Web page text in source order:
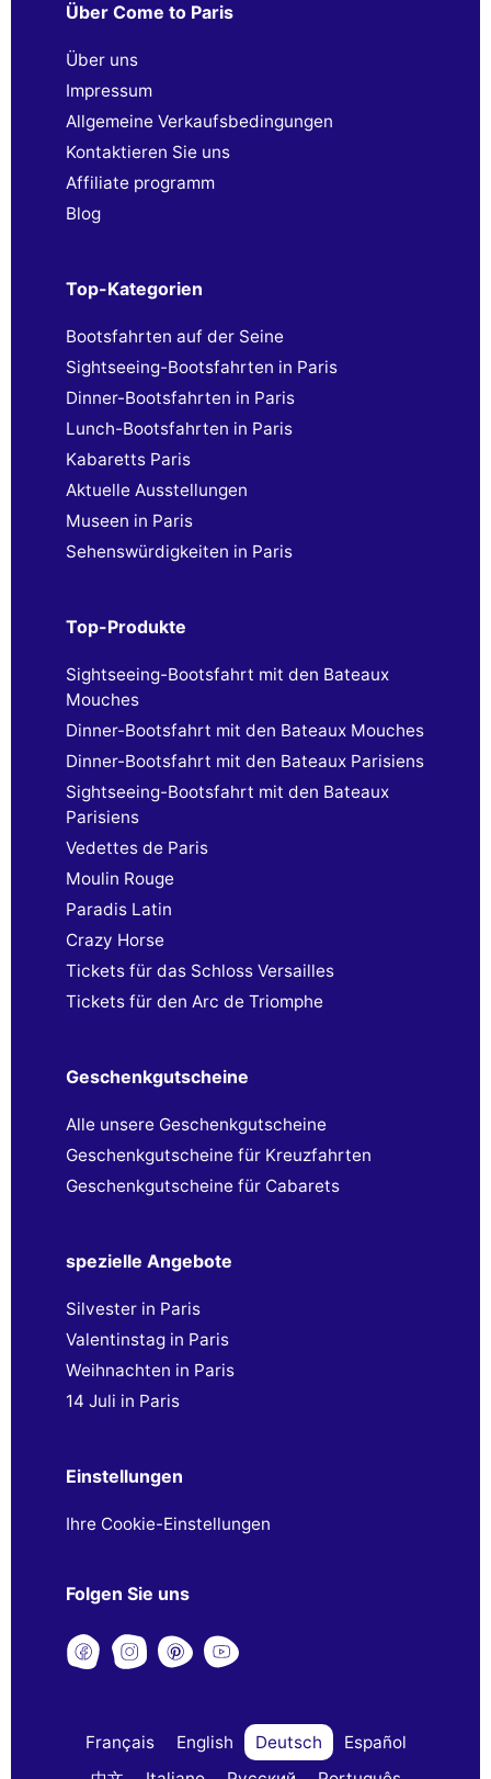
Über Come to Paris
Über uns
Impressum
Allgemeine Verkaufsbedingungen
Kontaktieren Sie uns
Affiliate programm
Blog
Top-Kategorien
Bootsfahrten auf der Seine
Sightseeing-Bootsfahrten in Paris
Dinner-Bootsfahrten in Paris
Lunch-Bootsfahrten in Paris
Kabaretts Paris
Aktuelle Ausstellungen
Museen in Paris
Sehenswürdigkeiten in Paris
Top-Produkte
Sightseeing-Bootsfahrt mit den Bateaux
Mouches
Dinner-Bootsfahrt mit den Bateaux Mouches
Dinner-Bootsfahrt mit den Bateaux Parisiens
Sightseeing-Bootsfahrt mit den Bateaux
Parisiens
Vedettes de Paris
Moulin Rouge
Paradis Latin
Crazy Horse
Tickets für das Schloss Versailles
Tickets für den Arc de Triomphe
Geschenkgutscheine
Alle unsere Geschenkgutscheine
Geschenkgutscheine für Kreuzfahrten
Geschenkgutscheine für Cabarets
spezielle Angebote
Silvester in Paris
Valentinstag in Paris
Weihnachten in Paris
14 Juli in Paris
Einstellungen
Ihre Cookie-Einstellungen
Folgen Sie uns
Français English Deutsch
Español